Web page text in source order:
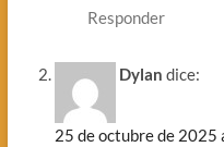
Responder
Dylan dice:
25 de octubre de 2025